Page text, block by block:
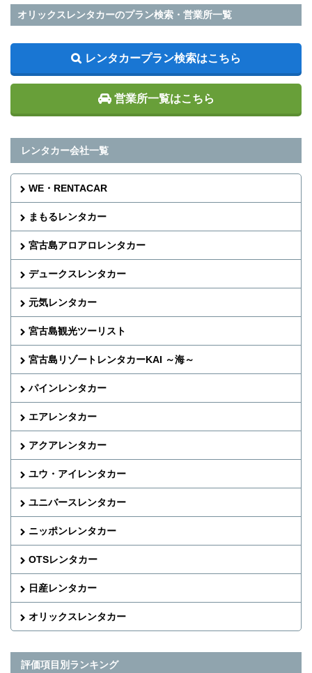
オリックスレンタカーのプラン検索・営業所一覧
レンタカープラン検索はこちら
営業所一覧はこちら
レンタカー会社一覧
WE・RENTACAR
まもるレンタカー
宮古島アロアロレンタカー
デュークスレンタカー
元気レンタカー
宮古島観光ツーリスト
宮古島リゾートレンタカーKAI ～海～
パインレンタカー
エアレンタカー
アクアレンタカー
ユウ・アイレンタカー
ユニバースレンタカー
ニッポンレンタカー
OTSレンタカー
日産レンタカー
オリックスレンタカー
評価項目別ランキング